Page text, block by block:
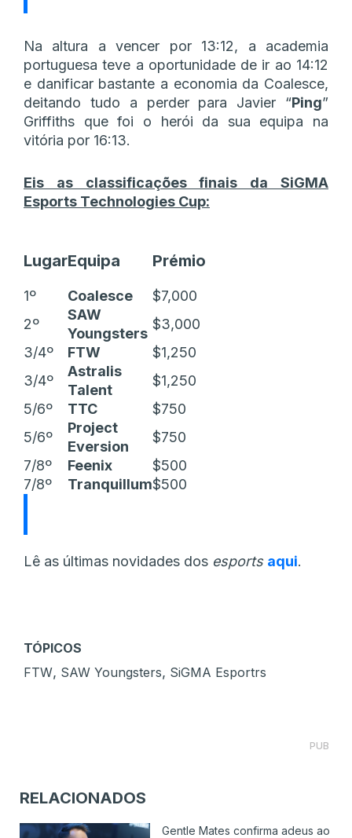
Na altura a vencer por 13:12, a academia
portuguesa teve a oportunidade de ir ao 14:12
e danificar bastante a economia da Coalesce,
deitando tudo a perder para Javier “Ping”
Griffiths que foi o herói da sua equipa na
vitória por 16:13.
Eis as classificações finais da SiGMA
Esports Technologies Cup:
LugarEquipa Prémio
1º Coalesce
$7,000
2º
SAW
Youngsters
$3,000
3/4º
FTW
$1,250
3/4º
Astralis
Talent
$1,250
5/6º
TTC
$750
5/6º
Project
Eversion
$750
7/8º
Feenix
$500
7/8º
Tranquillum$500
Lê as últimas novidades dos esports aqui.
TÓPICOS
FTW, SAW Youngsters, SiGMA Esportrs
PUB
RELACIONADOS
Gentle Mates confirma adeus ao